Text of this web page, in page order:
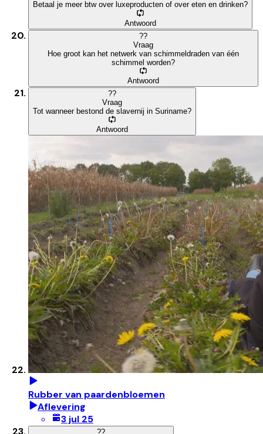
Betaal je meer btw over luxeproducten of over eten en drinken?
Antwoord
??
Vraag
Hoe groot kan het netwerk van schimmeldraden van één
schimmel worden?
Antwoord
??
Vraag
Tot wanneer bestond de slavernij in Suriname?
Antwoord
Rubber van paardenbloemen
Aflevering
3 jul 25
??